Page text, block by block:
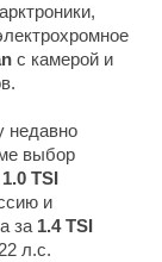
с камерой и
недавно
выбор
1.0 TSI
и
за 1.4 TSI
л.с.